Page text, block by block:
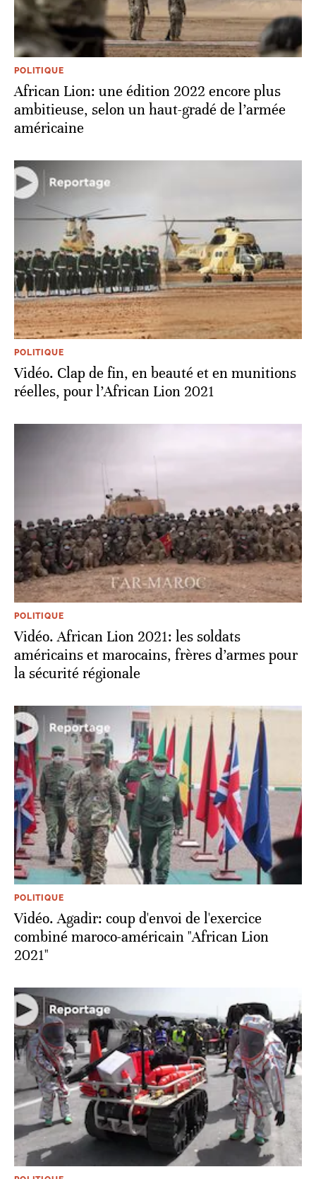
POLITIQUE
African Lion: une édition 2022 encore plus
ambitieuse, selon un haut-gradé de l’armée
américaine
POLITIQUE
Vidéo. Clap de fin, en beauté et en munitions
réelles, pour l’African Lion 2021
POLITIQUE
Vidéo. African Lion 2021: les soldats
américains et marocains, frères d’armes pour
la sécurité régionale
POLITIQUE
Vidéo. Agadir: coup d'envoi de l'exercice
combiné maroco-américain "African Lion
2021"